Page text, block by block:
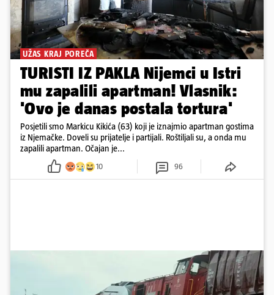
UŽAS KRAJ POREČA
TURISTI IZ PAKLA Nijemci u Istri
mu zapalili apartman! Vlasnik:
'Ovo je danas postala tortura'
Posjetili smo Markicu Kikića (63) koji je iznajmio apartman gostima
iz Njemačke. Doveli su prijatelje i partijali. Roštiljali su, a onda mu
zapalili apartman. Očajan je...
10 96